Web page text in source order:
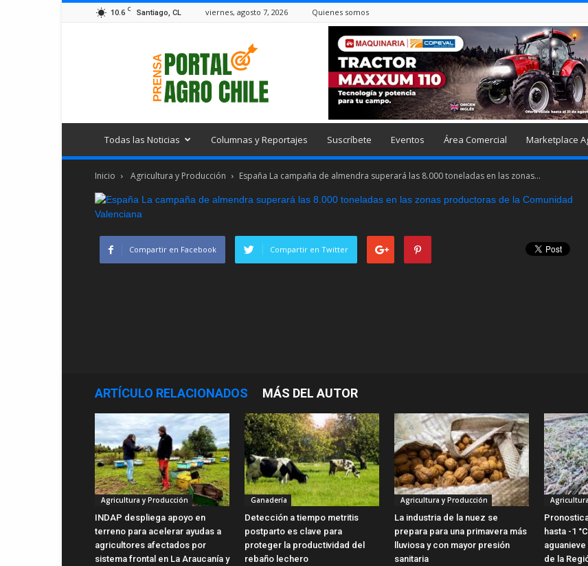
10.6 C Santiago, CL viernes, agosto 7, 2026 Quienes somos
Todas las Noticias Columnas y Reportajes Suscríbete Eventos Área Comercial Marketplace
Inicio Agricultura y Producción España La campaña de almendra superará las 8.000 toneladas en las zonas...
Compartir en Facebook Compartir en Twitter
ARTÍCULO RELACIONADOS MÁS DEL AUTOR
Agricultura y Producción
INDAP despliega apoyo en
terreno para acelerar ayudas a
agricultores afectados por
sistema frontal en La Araucanía y
Ganadería
Detección a tiempo metritis
postparto es clave para
proteger la productividad del
rebaño lechero
Agricultura y Producción
La industria de la nuez se
prepara para una primavera más
lluviosa y con mayor presión
sanitaria
hasta -1
de la